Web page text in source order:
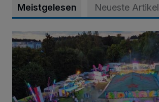
Meistgelesen Neueste Artikel
Vier Tage mit vollem Programm